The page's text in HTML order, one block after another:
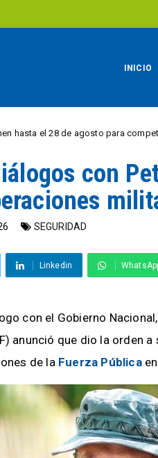
INICIO
de agosto para competir por
con
SEGURIDAD
Linkedin
con el Gobierno
anunció que dio la orden
de la Fuerza Públicaen